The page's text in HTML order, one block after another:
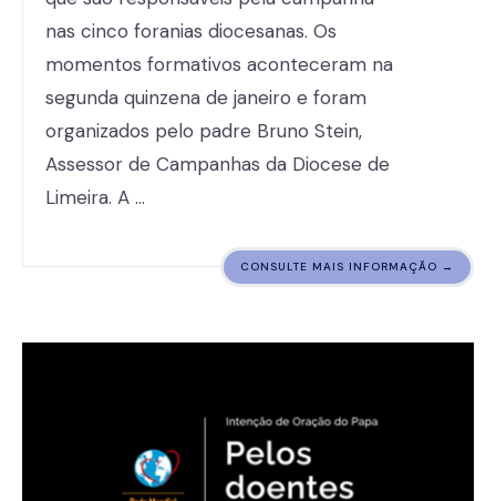
nas cinco foranias diocesanas. Os
momentos formativos aconteceram na
segunda quinzena de janeiro e foram
organizados pelo padre Bruno Stein,
Assessor de Campanhas da Diocese de
Limeira. A …
CONSULTE MAIS INFORMAÇÃO →